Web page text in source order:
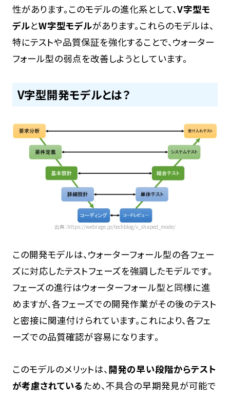
性があります。このモデルの進化系として、V字型モ
デルとW字型モデルがあります。これらのモデルは、
特にテストや品質保証を強化することで、ウォーター
フォール型の弱点を改善しようとしています。
V字型開発モデルとは？
出典：https://webrage.jp/techblog/v_shaped_mode/
この開発モデルは、ウォーターフォール型の各フェー
ズに対応したテストフェーズを強調したモデルです。
フェーズの進行はウォーターフォール型と同様に進
めますが、各フェーズでの開発作業がその後のテスト
と密接に関連付けられています。これにより、各フェ
ーズでの品質確認が容易になります。
このモデルのメリットは、 開発の早い段階からテスト
が考慮されているため、不具合の早期発見が可能で